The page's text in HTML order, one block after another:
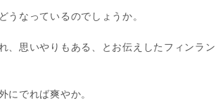
うなっているのでしょうか。
、思いやりもある、とお伝えしたフィンラ
にでれば爽やか。